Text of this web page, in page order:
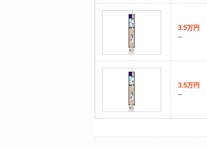
3.5万円
--
3.5万円
--